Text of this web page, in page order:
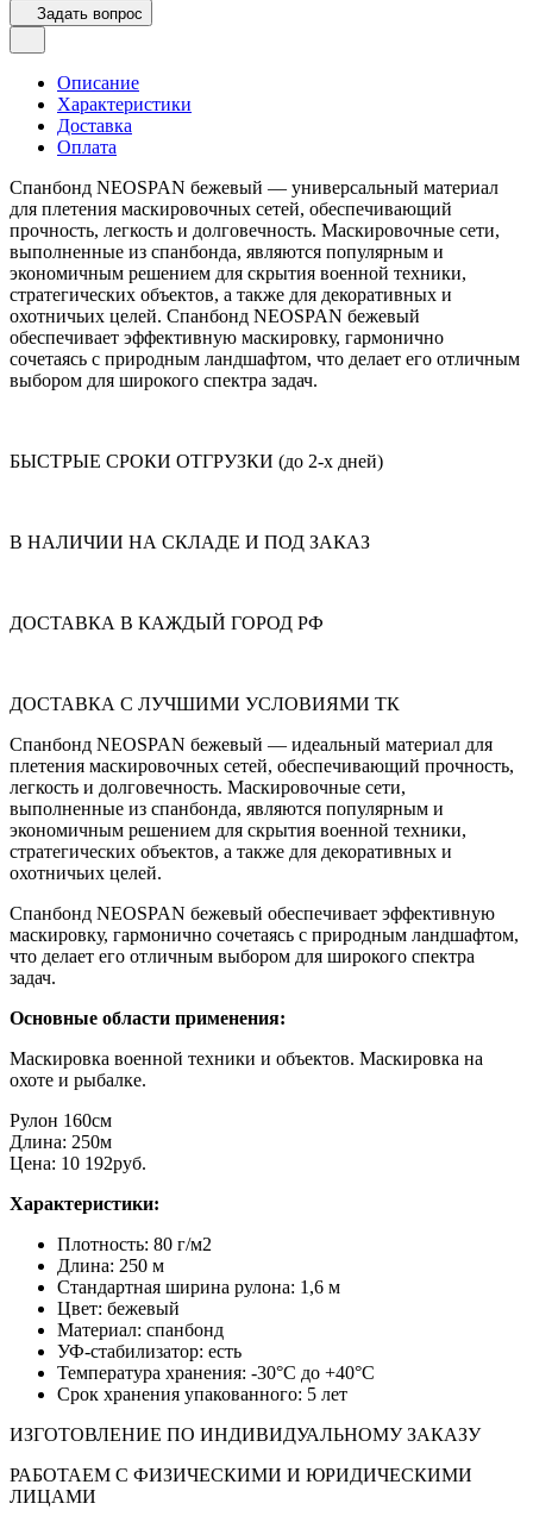
Задать вопрос
Описание
Характеристики
Доставка
Оплата
Спанбонд NEOSPAN бежевый — универсальный материал
для плетения маскировочных сетей, обеспечивающий
прочность, легкость и долговечность. Маскировочные сети,
выполненные из спанбонда, являются популярным и
экономичным решением для скрытия военной техники,
стратегических объектов, а также для декоративных и
охотничьих целей. Спанбонд NEOSPAN бежевый
обеспечивает эффективную маскировку, гармонично
сочетаясь с природным ландшафтом, что делает его отличным
выбором для широкого спектра задач.
БЫСТРЫЕ СРОКИ ОТГРУЗКИ (до 2-х дней)
В НАЛИЧИИ НА СКЛАДЕ И ПОД ЗАКАЗ
ДОСТАВКА В КАЖДЫЙ ГОРОД РФ
ДОСТАВКА С ЛУЧШИМИ УСЛОВИЯМИ ТК
Спанбонд NEOSPAN бежевый — идеальный материал для
плетения маскировочных сетей, обеспечивающий прочность,
легкость и долговечность. Маскировочные сети,
выполненные из спанбонда, являются популярным и
экономичным решением для скрытия военной техники,
стратегических объектов, а также для декоративных и
охотничьих целей.
Спанбонд NEOSPAN бежевый обеспечивает эффективную
маскировку, гармонично сочетаясь с природным ландшафтом,
что делает его отличным выбором для широкого спектра
задач.
Основные области применения:
Маскировка военной техники и объектов. Маскировка на
охоте и рыбалке.
Рулон 160см
Длина: 250м
Цена: 10 192руб.
Характеристики:
Плотность: 80 г/м2
Длина: 250 м
Стандартная ширина рулона: 1,6 м
Цвет: бежевый
Материал: спанбонд
УФ-стабилизатор: есть
Температура хранения: -30°C до +40°C
Срок хранения упакованного: 5 лет
ИЗГОТОВЛЕНИЕ ПО ИНДИВИДУАЛЬНОМУ ЗАКАЗУ
РАБОТАЕМ С ФИЗИЧЕСКИМИ И ЮРИДИЧЕСКИМИ
ЛИЦАМИ